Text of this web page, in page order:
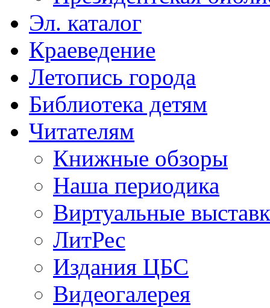
Эл. каталог
Краеведение
Летопись города
Библиотека детям
Читателям
Книжные обзоры
Наша периодика
Виртуальные
ЛитРес
Издания ЦБС
Видеогалерея